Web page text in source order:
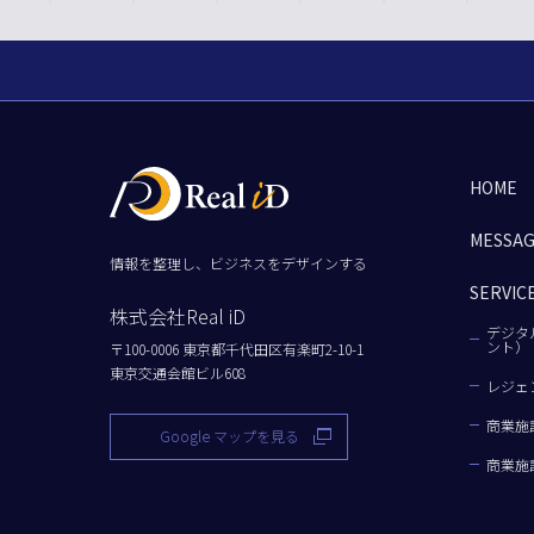
情報を整理し、ビジネスをデザインする
株式会社Real iD
〒100-0006 東京都千代田区有楽町2-10-1
東京交通会館ビル608
Google マップを見る
HOME
デジ
ント）
レジ
商業施
商業施